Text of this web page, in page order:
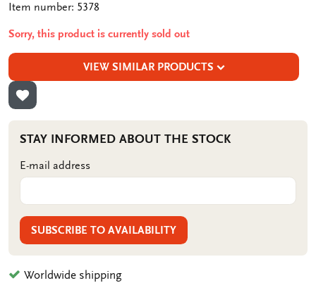
Item number: 5378
Sorry, this product is currently sold out
VIEW SIMILAR PRODUCTS
ADD TO WISHLIST
STAY INFORMED ABOUT THE STOCK
E-mail address
SUBSCRIBE TO AVAILABILITY
Worldwide shipping